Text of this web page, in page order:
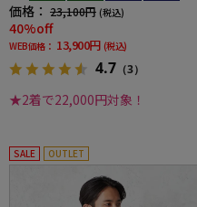
価格： 23,100円 (税込)
40%off
WEB価格： 13,900円 (税込)
4.7 （3）
★2着で22,000円対象！
SALE OUTLET